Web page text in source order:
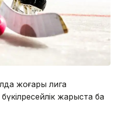
жоғары лига
жарыста бақ